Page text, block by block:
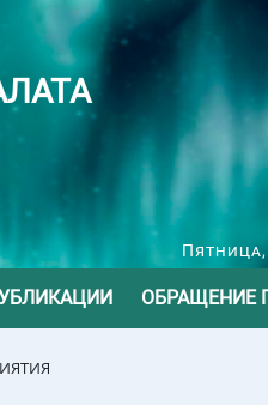
Пятница,
ОБРАЩЕНИЕ